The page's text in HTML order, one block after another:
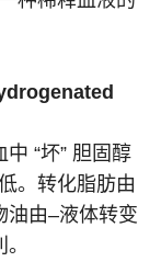
“坏” 胆固醇
。转化脂肪由
油由–液体转变